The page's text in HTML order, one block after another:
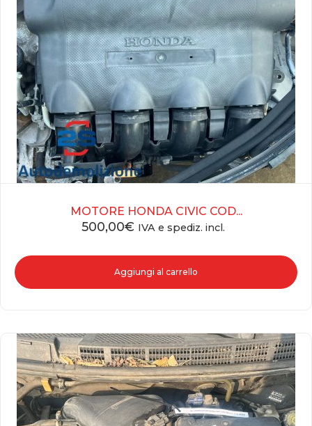
MOTORE HONDA CIVIC COD...
500,00€ IVA e spediz. incl.
Aggiungi al carrello